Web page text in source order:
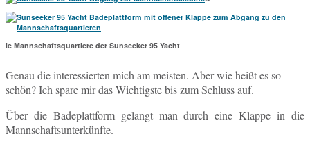
ie Mannschaftsquartiere der Sunseeker 95 Yacht
Genau die in­ter­es­sier­ten mich am meis­ten. Aber wie heißt es so
schön? Ich spare mir das Wich­tigs­te bis zum Schluss auf.
Über die Ba­de­platt­form ge­langt man durch eine Klappe in die
Mannschaftsunterkünfte.